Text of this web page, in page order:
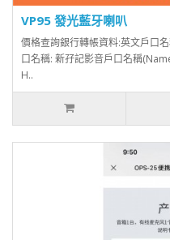
VP95 發光藍牙喇叭
價格查詢銀行轉帳資料:英文戶口名
口名稱: 新孖記影音戶口名稱
H..